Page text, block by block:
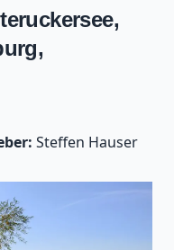
Steffen Hauser